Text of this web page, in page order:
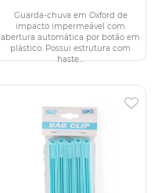
Guarda-chuva em Oxford de
impacto impermeável com
abertura automática por botão em
plástico. Possui estrutura com
haste...